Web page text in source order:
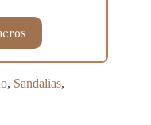
, Sandalias,